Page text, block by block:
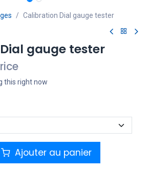
Calibration Dial gauge tester
gauge tester
this right now
Ajouter au panier